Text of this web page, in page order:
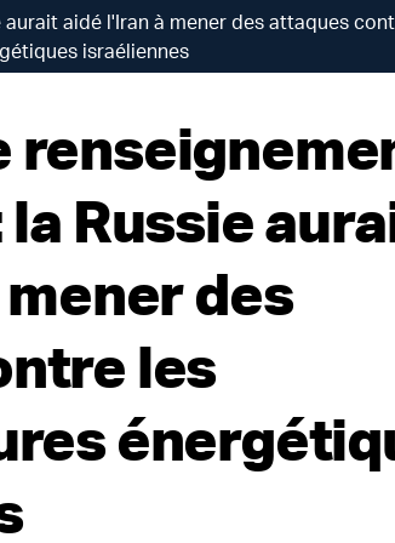
aidé l'Iran à mener des attaques
israéliennes
Russie
des
les